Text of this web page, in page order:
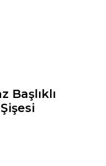
Başlıklı